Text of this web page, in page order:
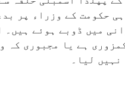
حکومت کے وزراء پر
میں ڈوبے ہوئے
ہے یا مجبوری کہ
لیا۔